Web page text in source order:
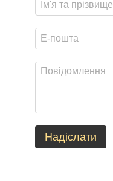
Надіслати